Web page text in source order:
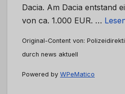
Dacia. Am Dacia entstand
von ca. 1.000 EUR. …
Original-Content von:
durch news aktuell
Powered by WPeMatico